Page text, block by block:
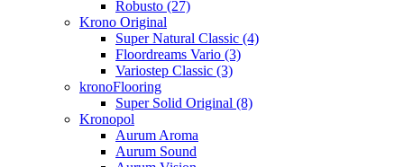
Robusto (27)
Krono Original
Super Natural Classic (4)
Floordreams Vario (3)
Variostep Classic (3)
kronoFlooring
Super Solid Original (8)
Kronopol
Aurum Aroma
Aurum Sound